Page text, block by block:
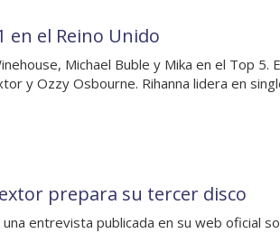
en el Reino Unido
Michael Buble y Mika en el Top 5.
y Ozzy Osbourne. Rihanna lidera en
prepara su tercer disco
entrevista publicada en su web oficial